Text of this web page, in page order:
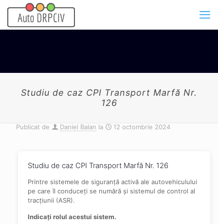
Studiu de caz CPI Transport Marfă Nr.
126
Publicat de Daniel Balan la 12 octombrie 2024
Studiu de caz CPI Transport Marfă Nr. 126
Printre sistemele de siguranță activă ale autovehiculului
pe care îl conduceți se numără și sistemul de control al
tracțiunii (ASR).
Indicați rolul acestui sistem.